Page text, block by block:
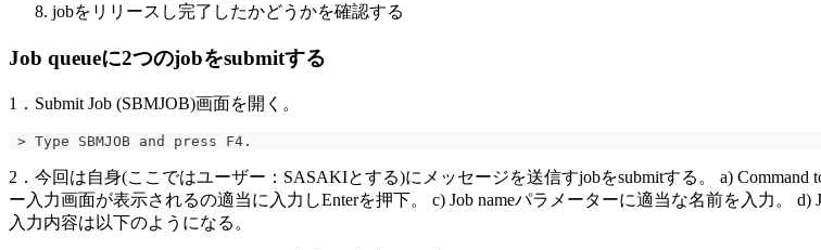
jobをリリースし完了したかどうかを確認する
Job queueに2つのjobをsubmitする
1．Submit Job (SBMJOB)画面を開く。
> Type SBMJOB and press F4.
2．今回は自身(ここではユーザー：SASAKIとする)にメッセージを送信すjobをsubmitする。 a)
ー入力画面が表示されるの適当に入力しEnterを押下。 c) Job nameパラメーターに適当な名前を入力。 d)
入力内容は以下のようになる。